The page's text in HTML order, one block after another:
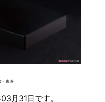
・東映
月31日です。